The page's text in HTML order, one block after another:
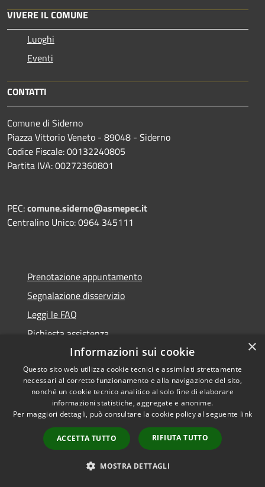
VIVERE IL COMUNE
Luoghi
Eventi
CONTATTI
Comune di Siderno
Piazza Vittorio Veneto - 89048 - Siderno
Codice Fiscale: 00132240805
Partita IVA: 00272360801
PEC:comune.siderno@asmepec.it
Centralino Unico: 0964 345111
Prenotazione appuntamento
Segnalazione disservizio
Leggi le FAQ
Richiesta assistenza
Amministrazione trasparente
Albo Pretorio
Informativa privacy
Note legali
Dichiarazione di accessibilità
×
Informazioni sui cookie
Questo sito web utilizza cookie tecnici e assimilati strettamente
necessari al corretto funzionamento e alla navigazione del sito,
nonché un cookie tecnico analitico al solo fine di elaborare
informazioni statistiche, aggregate e anonime.
Per maggiori dettagli, può consultare la cookie policy al seguente link
ACCETTA TUTTO RIFIUTA TUTTO
MOSTRA DETTAGLI